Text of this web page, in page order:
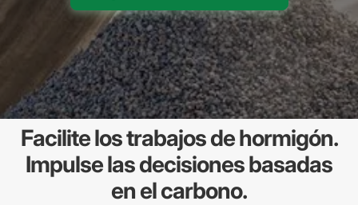
Facilite los trabajos de hormigón.
Impulse las decisiones basadas
en el carbono.